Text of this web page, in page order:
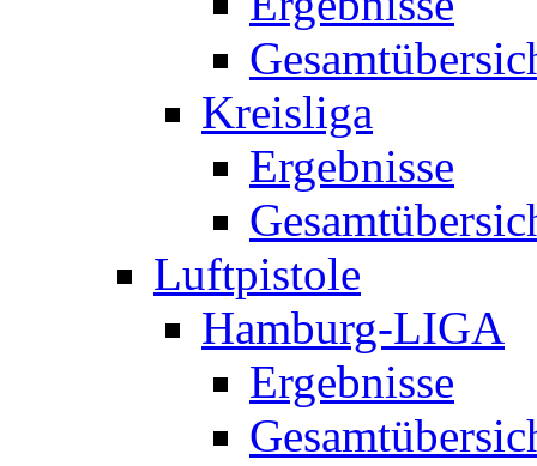
Kreisliga
Ergebnisse
Luftpistole
Hamburg-LIGA
Ergebnisse